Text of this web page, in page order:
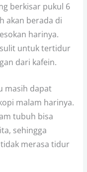
berkisar pukul 6
akan berada di
harinya.
untuk tertidur
dari kafein.
masih dapat
malam harinya­.
tubuh bisa
sehingga
merasa tidur